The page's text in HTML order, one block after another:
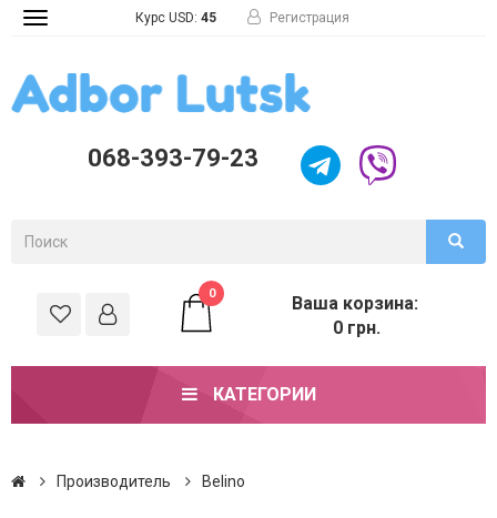
Toggle
Курс USD: 45 Регистрация
068-393-79-23
0
Ваша корзина:
0 грн.
КАТЕГОРИИ
Производитель Belino